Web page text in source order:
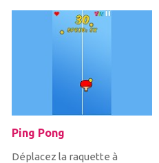
Ping Pong
Déplacez la raquette à